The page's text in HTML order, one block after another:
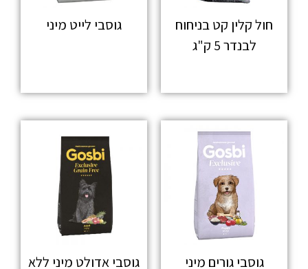
חול קלין קט בניחוח
לבנדר 5 ק"ג
גוסבי לייט מיני
גוסבי גורים מיני גוסבי אדולט מיני ללא